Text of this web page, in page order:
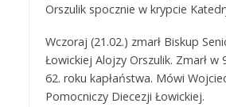
Orszulik spocznie w krypcie
Wczoraj (21.02.) zmarł Biskup
Łowickiej Alojzy Orszulik. Zmarł w
62. roku kapłaństwa. Mówi
Pomocniczy Diecezji Łowickiej.